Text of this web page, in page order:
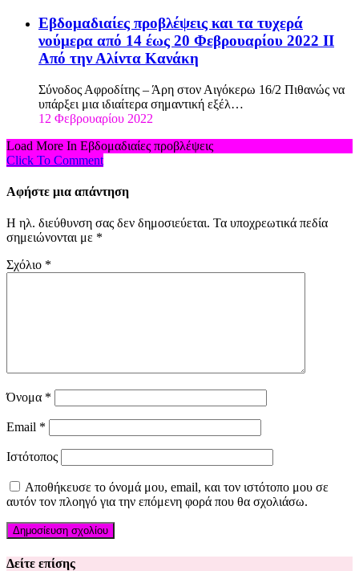
Εβδομαδιαίες προβλέψεις και τα τυχερά
νούμερα από 14 έως 20 Φεβρουαρίου 2022 ΙΙ
Από την Αλίντα Κανάκη
Σύνοδος Αφροδίτης – Άρη στον Αιγόκερω 16/2 Πιθανώς να
υπάρξει μια ιδιαίτερα σημαντική εξέλ…
12 Φεβρουαρίου 2022
Load More In Εβδομαδιαίες προβλέψεις
Click To Comment
Αφήστε μια απάντηση
Η ηλ. διεύθυνση σας δεν δημοσιεύεται. Τα υποχρεωτικά πεδία
σημειώνονται με *
Σχόλιο *
Όνομα *
Email *
Ιστότοπος
Αποθήκευσε το όνομά μου, email, και τον ιστότοπο μου σε
αυτόν τον πλοηγό για την επόμενη φορά που θα σχολιάσω.
Δείτε επίσης